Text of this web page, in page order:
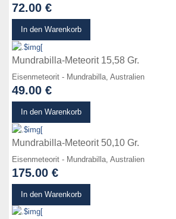
72.00 €
In den Warenkorb
Mundrabilla-Meteorit 15,58 Gr.
Eisenmeteorit - Mundrabilla, Australien
49.00 €
In den Warenkorb
Mundrabilla-Meteorit 50,10 Gr.
Eisenmeteorit - Mundrabilla, Australien
175.00 €
In den Warenkorb